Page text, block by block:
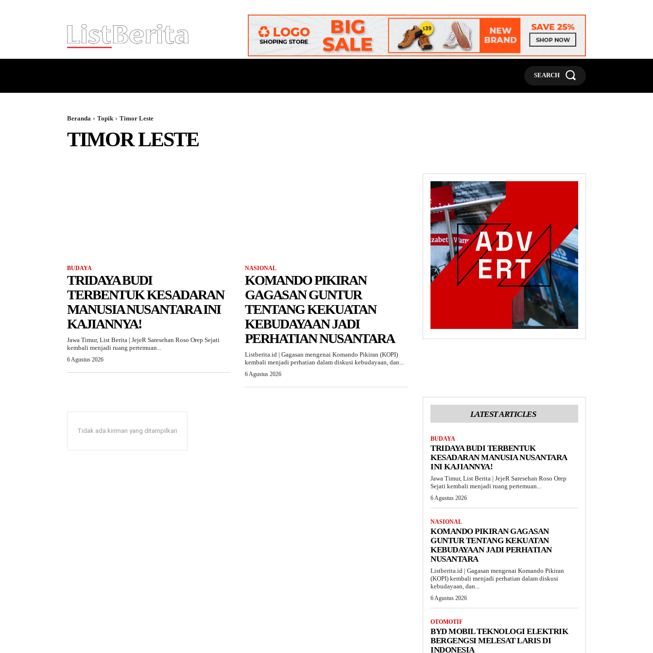
SEARCH
Beranda Topik Timor Leste
TIMOR LESTE
BUDAYA
TRIDAYA BUDI
TERBENTUK KESADARAN
MANUSIA NUSANTARA INI
KAJIANNYA!
Jawa Timur, List Berita | JejeR Saresehan Roso Orep Sejati
kembali menjadi ruang pertemuan...
6 Agustus 2026
NASIONAL
KOMANDO PIKIRAN
GAGASAN GUNTUR
TENTANG KEKUATAN
KEBUDAYAAN JADI
PERHATIAN NUSANTARA
Listberita.id | Gagasan mengenai Komando Pikiran (KOPI)
kembali menjadi perhatian dalam diskusi kebudayaan, dan...
6 Agustus 2026
Tidak ada kiriman yang ditampilkan
LATEST ARTICLES
BUDAYA
TRIDAYA BUDI TERBENTUK
KESADARAN MANUSIA NUSANTARA
INI KAJIANNYA!
Jawa Timur, List Berita | JejeR Saresehan Roso Orep
Sejati kembali menjadi ruang pertemuan...
6 Agustus 2026
NASIONAL
KOMANDO PIKIRAN GAGASAN
GUNTUR TENTANG KEKUATAN
KEBUDAYAAN JADI PERHATIAN
NUSANTARA
Listberita.id | Gagasan mengenai Komando Pikiran
(KOPI) kembali menjadi perhatian dalam diskusi
kebudayaan, dan...
6 Agustus 2026
OTOMOTIF
BYD MOBIL TEKNOLOGI ELEKTRIK
BERGENGSI MELESAT LARIS DI
INDONESIA